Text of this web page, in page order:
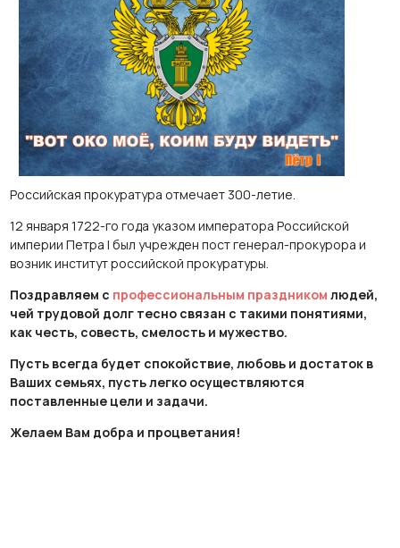
Российская прокуратура отмечает 300-летие.
12 января 1722-го года указом императора Российской
империи Петра I был учрежден пост генерал-прокурора и
возник институт российской прокуратуры.
Поздравляем с профессиональным праздником людей,
чей трудовой долг тесно связан с такими понятиями,
как честь, совесть, смелость и мужество.
Пусть всегда будет спокойствие, любовь и достаток в
Ваших семьях, пусть легко осуществляются
поставленные цели и задачи.
Желаем Вам добра и процветания!